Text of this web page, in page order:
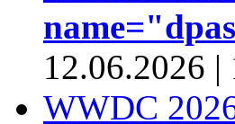
12.06.2026 |
WWDC